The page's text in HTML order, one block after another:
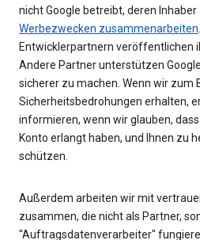
nicht Google betreibt, deren Inhaber
Werbezwecken zusammenarbeiten
Entwicklerpartnern veröffentlichen
Andere Partner unterstützen
sicherer zu machen. Wenn wir zum
Sicherheitsbedrohungen erhalten,
informieren, wenn wir glauben,
Konto erlangt haben, und Ihnen zu
schützen.
Außerdem arbeiten wir mit
zusammen, die nicht als Partner,
"Auftragsdatenverarbeiter"